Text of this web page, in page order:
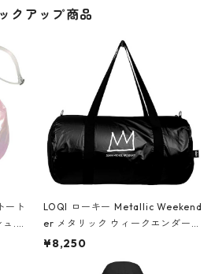
クアップ商品
ート
.ル
スピ
LOQI ローキー Metallic Weekend
er メタリック ウィークエンダー
ボストンバッグ ショルダーバッグ
¥8,250